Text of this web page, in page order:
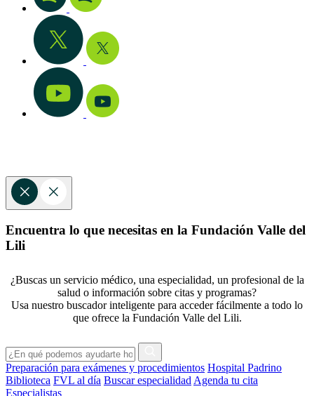
Encuentra lo que necesitas en la Fundación Valle del
Lili
¿Buscas un servicio médico, una especialidad, un profesional de la
salud o información sobre citas y programas?
Usa nuestro buscador inteligente para acceder fácilmente a todo lo
que ofrece la Fundación Valle del Lili.
Preparación para exámenes y procedimientos Hospital Padrino
Biblioteca FVL al día Buscar especialidad Agenda tu cita
Especialistas